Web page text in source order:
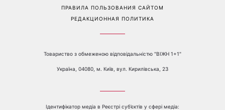
ПРАВИЛА ПОЛЬЗОВАНИЯ САЙТОМ
РЕДАКЦИОННАЯ ПОЛИТИКА
Товариство з обмеженою відповідальністю "ВІЖН 1+1"
Україна, 04080, м. Київ, вул. Кирилівська, 23
Ідентифікатор медіа в Реєстрі суб’єктів у сфері медіа: